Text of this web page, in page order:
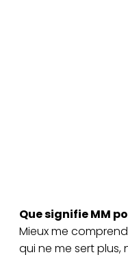
Que signifie MM
Mieux me
qui ne me sert plus,